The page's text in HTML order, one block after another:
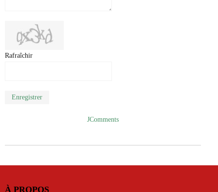
Rafraîchir
Enregistrer
JComments
À PROPOS